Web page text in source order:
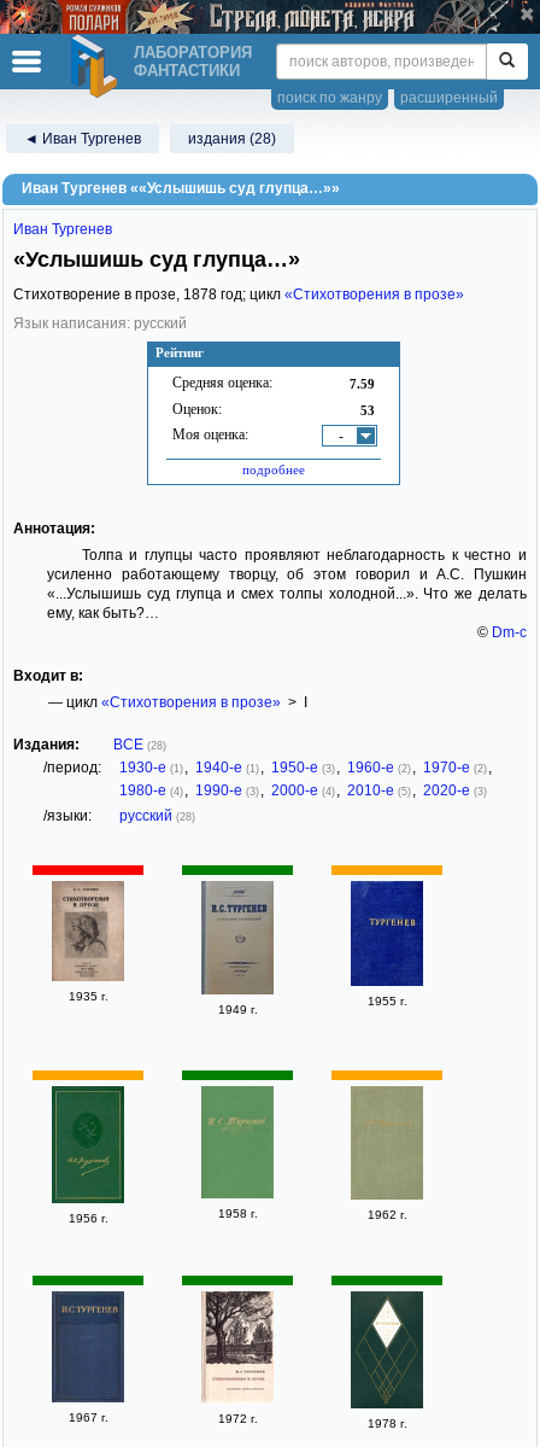
ЛАБОРАТОРИЯ
ФАНТАСТИКИ
расширенный
поиск по жанру
◄ Иван Тургенев издания (28)
Иван Тургенев ««Услышишь суд глупца…»»
Рейтинг
Средняя оценка: 7.59
Оценок: 53
Моя оценка: -
подробнее
Иван Тургенев
«Услышишь суд глупца…»
Стихотворение в прозе, 1878 год; цикл «Стихотворения в прозе»
Язык написания: русский
Аннотация:
Толпа и глупцы часто проявляют неблагодарность к честно и
усиленно работающему творцу, об этом говорил и А.С. Пушкин
«...Услышишь суд глупца и смех толпы холодной...». Что же делать
ему, как быть?…
© Dm-c
Входит в:
— цикл «Стихотворения в прозе»> I
Издания: ВСЕ (28)
/период: 1930-е (1) 1940-е (1) 1950-е (3) 1960-е (2) 1970-е (2)
1980-е (4) 1990-е (3) 2000-е (4) 2010-е (5) 2020-е (3)
/языки: русский (28)
1935 г.
1949 г.
1955 г.
1956 г. 1958 г. 1962 г.
1967 г. 1972 г. 1978 г.